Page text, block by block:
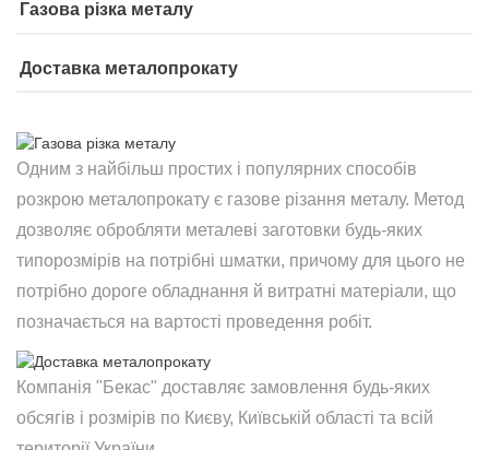
Газова різка металу
Доставка металопрокату
Одним з найбільш простих і популярних способів
розкрою металопрокату є газове різання металу. Метод
дозволяє обробляти металеві заготовки будь-яких
типорозмірів на потрібні шматки, причому для цього не
потрібно дороге обладнання й витратні матеріали, що
позначається на вартості проведення робіт.
Компанія "Бекас" доставляє замовлення будь-яких
обсягів і розмірів по Києву, Київській області та всій